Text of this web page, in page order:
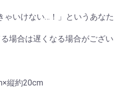
ゃいけない…！」というあなた
場合は遅くなる場合がござい
縦約20cm